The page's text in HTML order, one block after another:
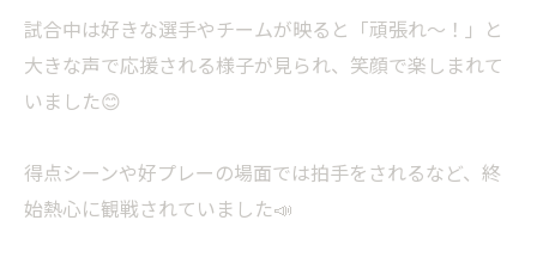
試合中は好きな選手やチームが映ると「頑張れ〜！」と
大きな声で応援される様子が見られ、笑顔で楽しまれて
いました😊
得点シーンや好プレーの場面では拍手をされるなど、終
始熱心に観戦されていました📣